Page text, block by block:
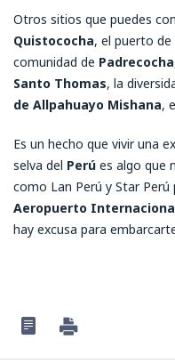
Otros sitios que puedes
Quistococha, el puerto de
comunidad de Padrecocha
Santo Thomas, la
de Allpahuayo Mishana,
Es un hecho que vivir una
selva del Perú es algo que
como Lan Perú y Star
Aeropuerto
hay excusa para